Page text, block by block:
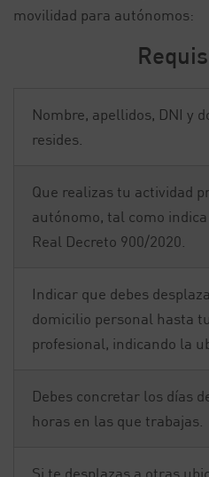
movilidad para autónomos:
Nombre, apellidos, DNI y
resides.
Que realizas tu actividad
autónomo, tal como
Real Decreto 900/2020.
Indicar que debes
domicilio personal hasta
profesional, indicando la
Debes concretar los días
horas en las que trabajas.
Si te desplazas a otras